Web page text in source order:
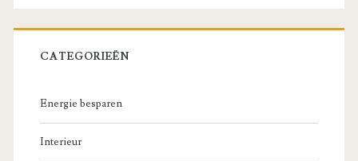
CATEGORIEËN
Energie besparen
Interieur